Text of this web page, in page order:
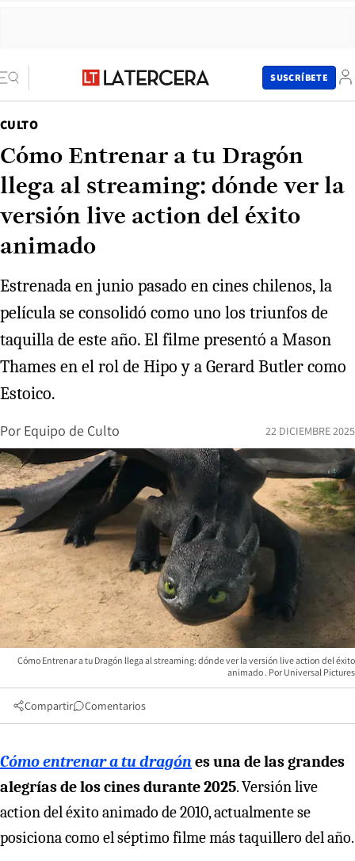
SUSCRÍBETE
CULTO
Cómo Entrenar a tu Dragón
llega al streaming: dónde ver la
versión live action del éxito
animado
Estrenada en junio pasado en cines chilenos, la
película se consolidó como uno los triunfos de
taquilla de este año. El filme presentó a Mason
Thames en el rol de Hipo y a Gerard Butler como
Estoico.
Por Equipo de Culto 22 DICIEMBRE 2025
Cómo Entrenar a tu Dragón llega al streaming: dónde ver la versión live action del éxito
animado
Universal Pictures
Compartir Comentarios
Cómo entrenar a tu dragónes una de las grandes
alegrías de los cines durante 2025. Versión live
action del éxito animado de 2010, actualmente se
posiciona como el séptimo filme más taquillero del año.